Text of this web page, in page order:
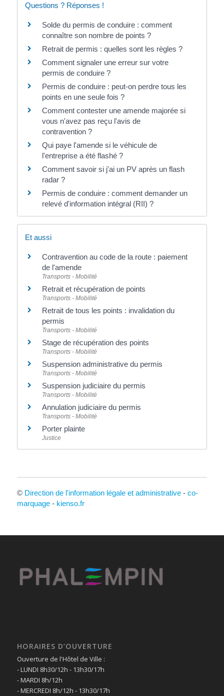
Questions ? Réponses !
Solde du permis de conduire : comment
connaître son nombre de points ?
Retrait de permis : quelles sont les règles ?
Comment signaler une erreur sur votre
permis de conduire ?
Permis de conduire : peut-on perdre tous les
points en une seule fois ?
Comment contester une amende majorée si
vous n'avez pas reçu l'avis de
contravention ?
Qui paye l'amende si le véhicule de
l'entreprise a été flashé ?
Comment savoir si j'ai un PV après un flash
radar ?
Permis de conduire : comment demander un
relevé d'information intégral (RII) ?
Et aussi
Contravention au code de la route : paiement
de l'amende
Transports - Mobilité
Retrait et récupération de points
Transports - Mobilité
Retrait de tous les points : invalidation du
permis
Transports - Mobilité
Stage de récupération des points
Transports - Mobilité
Suspension administrative du permis
Transports - Mobilité
Suspension judiciaire du permis
Transports - Mobilité
Annulation judiciaire du permis
Transports - Mobilité
Porter plainte
Justice
© Direction de l'information légale et administrative- co-
marquage- kienso.fr
HORAIRES D’OUVERTURE
Ouverture de l'Hôtel de Ville :
- LUNDI 8h30/12h - 13h30/17h
- MARDI 8h/12h
- MERCREDI 8h/12h - 13h30/17h